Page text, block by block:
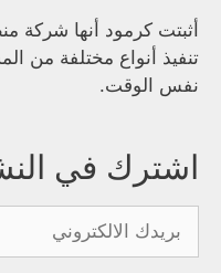
أثبتت كرمود أنها شركة
تنفيذ أنواع مختلفة من
نفس الوقت.
اشترك في